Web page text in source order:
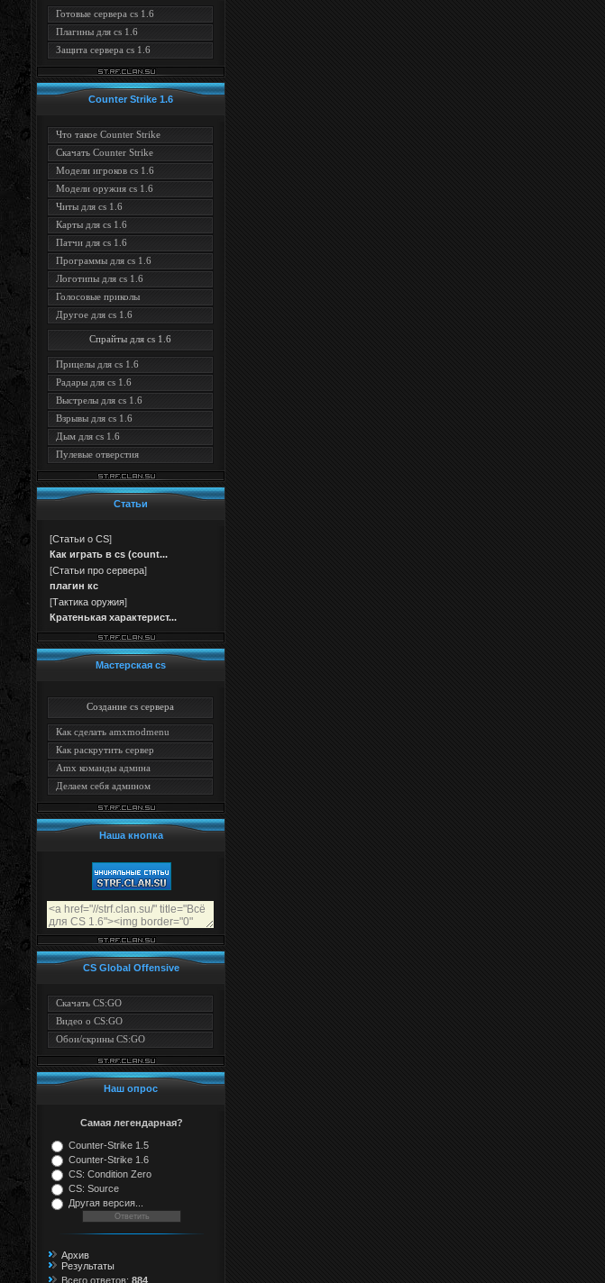
Готовые сервера cs 1.6
Плагины для cs 1.6
Защита сервера cs 1.6
Counter Strike 1.6
Что такое Counter Strike
Скачать Counter Strike
Модели игроков cs 1.6
Модели оружия cs 1.6
Читы для cs 1.6
Карты для cs 1.6
Патчи для cs 1.6
Программы для cs 1.6
Логотипы для cs 1.6
Голосовые приколы
Другое для cs 1.6
Спрайты для cs 1.6
Прицелы для cs 1.6
Радары для cs 1.6
Выстрелы для cs 1.6
Взрывы для cs 1.6
Дым для cs 1.6
Пулевые отверстия
Статьи
[Статьи о CS]
Как играть в cs (count...
[Статьи про сервера]
плагин кс
[Тактика оружия]
Кратенькая характерист...
Мастерская cs
Создание cs сервера
Как сделать amxmodmenu
Как раскрутить сервер
Amx команды админа
Делаем себя админом
Наша кнопка
CS Global Offensive
Скачать CS:GO
Видео о CS:GO
Обои/скрины CS:GO
Наш опрос
Самая легендарная?
Counter-Strike 1.5
Counter-Strike 1.6
CS: Condition Zero
CS: Source
Другая версия...
Архив
Результаты
Всего ответов: 884